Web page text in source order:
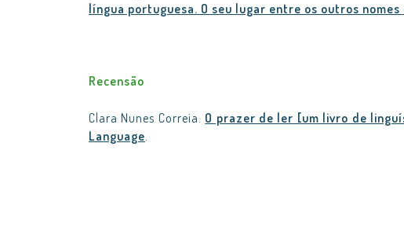
língua portuguesa. O seu lugar entre os outros
Recensão
Clara Nunes Correia. O prazer de ler [um livro de
Language.